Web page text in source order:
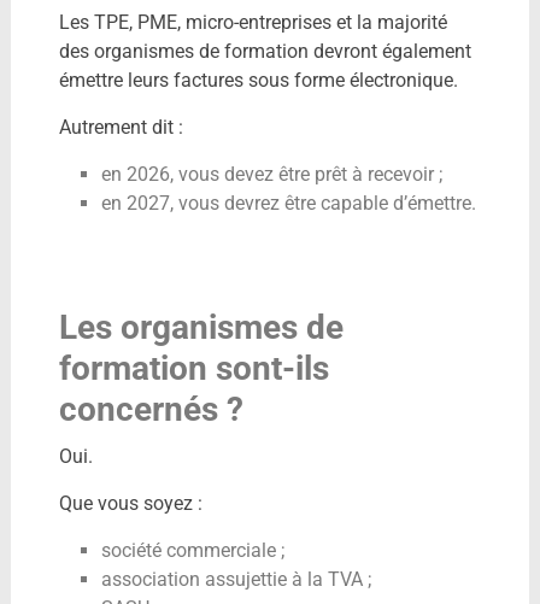
Les TPE, PME, micro-entreprises et la majorité
des organismes de formation devront également
émettre leurs factures sous forme électronique.
Autrement dit :
en 2026, vous devez être prêt à recevoir ;
en 2027, vous devrez être capable d’émettre.
Les organismes de
formation sont-ils
concernés ?
Oui.
Que vous soyez :
société commerciale ;
association assujettie à la TVA ;